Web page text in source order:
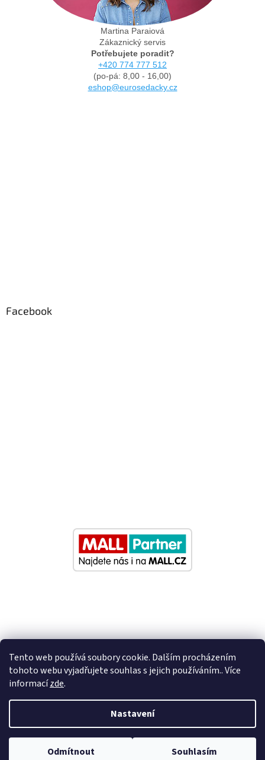
Tento web používá soubory cookie. Dalším procházením
tohoto webu vyjadřujete souhlas s jejich používáním.. Více
informacízde.
Nastavení
Odmítnout Souhlasím
Martina Paraiová
Zákaznický servis
Potřebujete poradit?
+420 774 777 512
(po-pá: 8,00 - 16,00)
eshop@eurosedacky.cz
Facebook
Nastavil tým EshopyUmíme.cz
Copyright 2026Eurosedacky.cz . Všechna práva vyhrazena.